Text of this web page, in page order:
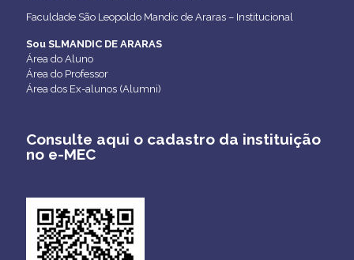
Faculdade São Leopoldo Mandic de Araras – Institucional
Sou SLMANDIC DE ARARAS
Área do Aluno
Área do Professor
Área dos Ex-alunos (Alumni)
Consulte aqui o cadastro da instituição
no e-MEC